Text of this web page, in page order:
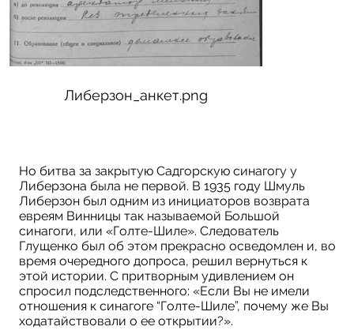
Но битва за закрытую Садгорскую синагогу у
Либерзона была не первой. В 1935 году Шмуль
Либерзон был одним из инициаторов возврата
евреям Винницы так называемой Большой
синагоги, или «Голте-Шиле». Следователь
Глущенко был об этом прекрасно осведомлен и, во
время очередного допроса, решил вернуться к
этой истории. C притворным удивлением он
спросил подследственного: «Если Вы не имели
отношения к синагоге “Голте-Шиле”, почему же Вы
ходатайствовали о ее открытии?».
Либерзон_анкет.png